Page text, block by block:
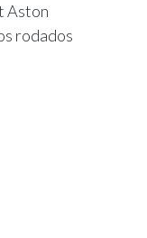
Aston
rodados